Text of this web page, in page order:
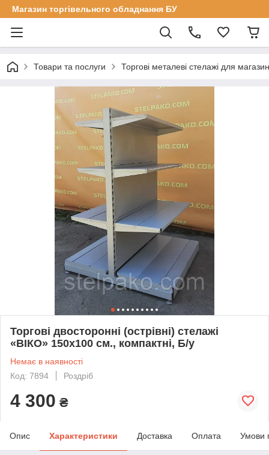
Магазин торгівельного обладнання БУ
Товари та послуги Торгові металеві стелажі для
Торгові двосторонні (острівні) стелажі
«ВІКО» 150х100 см., компактні, Б/у
Немає в наявності
Код: 7894
Роздріб
4 300 ₴
Опис Характеристики Доставка Оплата Умови